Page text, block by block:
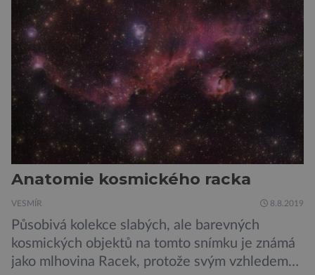
Anatomie kosmického racka
VESMÍR 8.8.2019
Působivá kolekce slabých, ale barevných
kosmických objektů na tomto snímku je známá
jako mlhovina Racek, protože svým vzhledem